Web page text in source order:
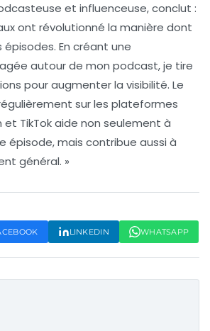
et influenceuse, conclut :
ont révolutionné la manière dont
En créant une
autour de mon podcast, je tire
pour augmenter la visibilité. Le
sur les plateformes
TikTok aide non seulement à
épisode, mais contribue aussi à
général. »
LINKEDIN WHATSAPP